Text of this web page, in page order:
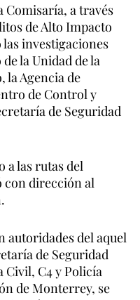
Comisaría, a través
de Alto Impacto
investigaciones
la Unidad de la
la Agencia de
de Control y
de Seguridad
a las rutas del
con dirección al
autoridades del aquel
de Seguridad
Civil, C4 y Policía
de Monterrey, se